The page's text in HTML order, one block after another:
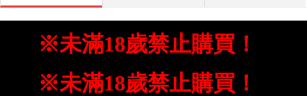
※未滿18歲禁止購買！
※未滿18歲禁止購買！